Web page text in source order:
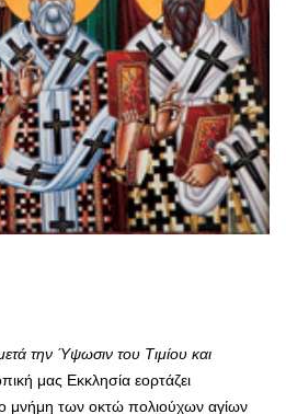
την Ύψωσιν του Τιμίου και
μας Εκκλησία εορτάζει
μνήμη των οκτώ πολιούχων αγίων